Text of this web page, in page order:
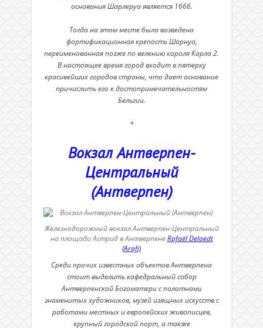
основания Шарлеруа является 1666.
Тогда на этом месте была возведена
фортификационная крепость Шарнуа,
переименованная позже по велению короля Карла 2.
В настоящее время город входит в пятерку
красивейших городов страны, что дает основание
причислить его к достопримечательностям
Бельгии.
*
Вокзал Антверпен-
Центральный
(Антверпен)
Железнодорожный вокзал Антверпен-Центральный
на площади Астрид в АнтверпенеRafaël Delaedt
(Arafi)
Среди прочих известных объектов Антверпена
стоит выделить кафедральный собор
Антверпенской Богоматери с полотнами
знаменитых художников, музей изящных искусств с
работами местных и европейских живописцев,
крупный городской порт, а также